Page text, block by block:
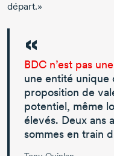
départ.»
BDC n’est pas
une entité unique
proposition de
potentiel, même
élevés. Deux ans
sommes en train